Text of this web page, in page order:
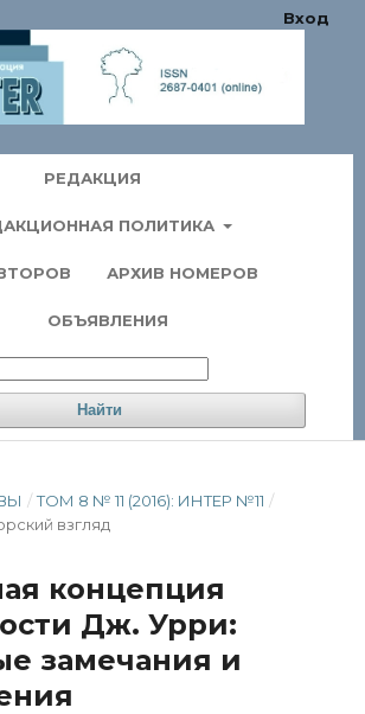
РЕДАКЦИЯ
ПОЛИТИКА
АРХИВ НОМЕРОВ
ОБЪЯВЛЕНИЯ
Найти
Вход
/ ТОМ 8 № 11 (2016): ИНТЕР №11 /
взгляд
концепция
Дж. Урри:
замечания и